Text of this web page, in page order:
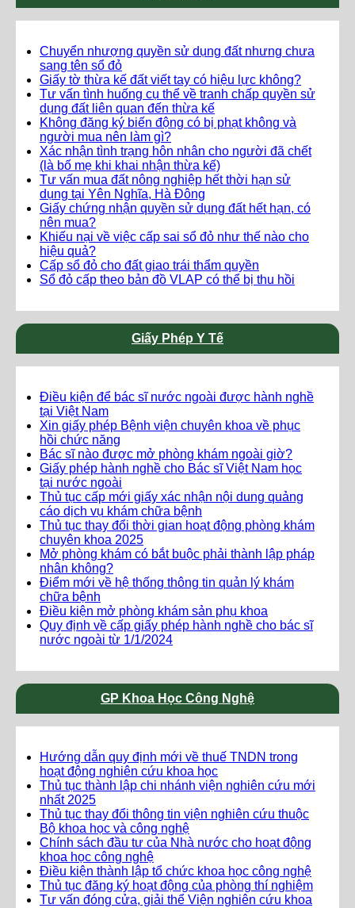
Chuyển nhượng quyền sử dụng đất nhưng chưa
sang tên sổ đỏ
Giấy tờ thừa kế đất viết tay có hiệu lực không?
Tư vấn tình huống cụ thể về tranh chấp quyền sử
dụng đất liên quan đến thừa kế
Không đăng ký biến động có bị phạt không và
người mua nên làm gì?
Xác nhận tình trạng hôn nhân cho người đã chết
(là bố mẹ khi khai nhận thừa kế)
Tư vấn mua đất nông nghiệp hết thời hạn sử
dụng tại Yên Nghĩa, Hà Đông
Giấy chứng nhận quyền sử dụng đất hết hạn, có
nên mua?
Khiếu nại về việc cấp sai sổ đỏ như thế nào cho
hiệu quả?
Cấp sổ đỏ cho đất giao trái thẩm quyền
Sổ đỏ cấp theo bản đồ VLAP có thể bị thu hồi
Giấy Phép Y Tế
Điều kiện để bác sĩ nước ngoài được hành nghề
tại Việt Nam
Xin giấy phép Bệnh viện chuyên khoa về phục
hồi chức năng
Bác sĩ nào được mở phòng khám ngoài giờ?
Giấy phép hành nghề cho Bác sĩ Việt Nam học
tại nước ngoài
Thủ tục cấp mới giấy xác nhận nội dung quảng
cáo dịch vụ khám chữa bệnh
Thủ tục thay đổi thời gian hoạt động phòng khám
chuyên khoa 2025
Mở phòng khám có bắt buộc phải thành lập pháp
nhân không?
Điểm mới về hệ thống thông tin quản lý khám
chữa bệnh
Điều kiện mở phòng khám sản phụ khoa
Quy định về cấp giấy phép hành nghề cho bác sĩ
nước ngoài từ 1/1/2024
GP Khoa Học Công Nghệ
Hướng dẫn quy định mới về thuế TNDN trong
hoạt động nghiên cứu khoa học
Thủ tục thành lập chi nhánh viện nghiên cứu mới
nhất 2025
Thủ tục thay đổi thông tin viện nghiên cứu thuộc
Bộ khoa học và công nghệ
Chính sách đầu tư của Nhà nước cho hoạt động
khoa học công nghệ
Điều kiện thành lập tổ chức khoa học công nghệ
Thủ tục đăng ký hoạt động của phòng thí nghiệm
Tư vấn đóng cửa, giải thể Viện nghiên cứu khoa